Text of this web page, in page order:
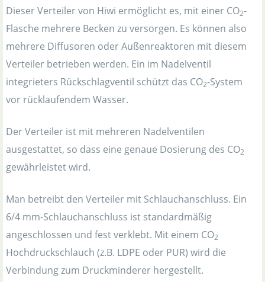
Dieser Verteiler von Hiwi ermöglicht es, mit einer CO2-
Flasche mehrere Becken zu versorgen. Es können also
mehrere Diffusoren oder Außenreaktoren mit diesem
Verteiler betrieben werden. Ein im Nadelventil
integrieters Rückschlagventil schützt das CO2-System
vor rücklaufendem Wasser.
Der Verteiler ist mit mehreren Nadelventilen
ausgestattet, so dass eine genaue Dosierung des CO2
gewährleistet wird.
Man betreibt den Verteiler mit Schlauchanschluss. Ein
6/4 mm-Schlauchanschluss ist standardmäßig
angeschlossen und fest verklebt. Mit einem CO2
Hochdruckschlauch (z.B. LDPE oder PUR) wird die
Verbindung zum Druckminderer hergestellt.